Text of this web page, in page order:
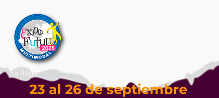
Ya llega
23 al 26 de septiembre